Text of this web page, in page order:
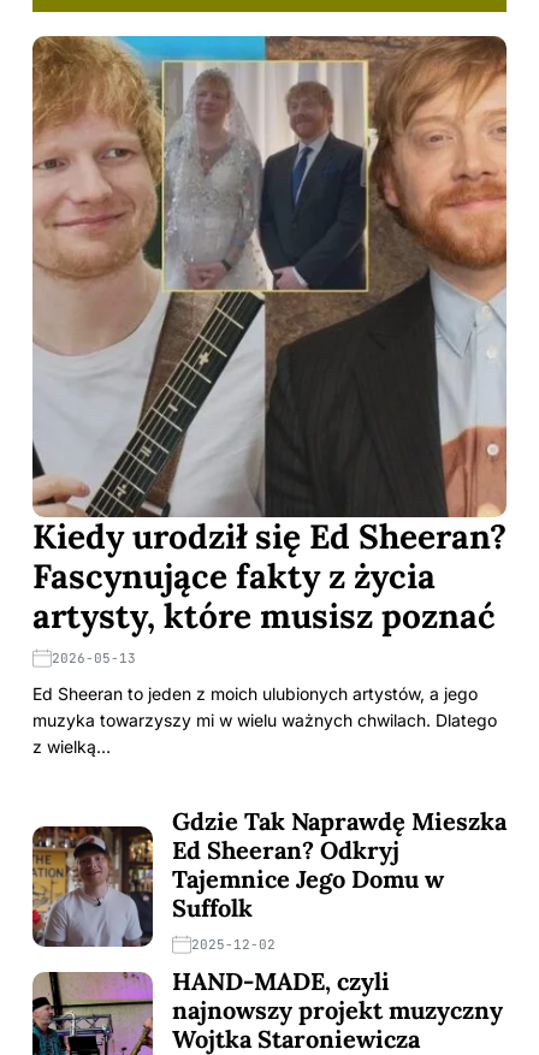
Kiedy urodził się Ed Sheeran?
Fascynujące fakty z życia
artysty, które musisz poznać
2026-05-13
Ed Sheeran to jeden z moich ulubionych artystów, a jego
muzyka towarzyszy mi w wielu ważnych chwilach. Dlatego
z wielką…
Gdzie Tak Naprawdę Mieszka
Ed Sheeran? Odkryj
Tajemnice Jego Domu w
Suffolk
2025-12-02
HAND-MADE, czyli
najnowszy projekt muzyczny
Wojtka Staroniewicza